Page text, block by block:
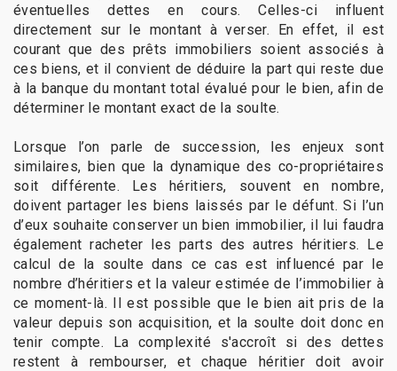
éventuelles dettes en cours. Celles-ci influent
directement sur le montant à verser. En effet, il est
courant que des prêts immobiliers soient associés à
ces biens, et il convient de déduire la part qui reste due
à la banque du montant total évalué pour le bien, afin de
déterminer le montant exact de la soulte.
Lorsque l’on parle de succession, les enjeux sont
similaires, bien que la dynamique des co-propriétaires
soit différente. Les héritiers, souvent en nombre,
doivent partager les biens laissés par le défunt. Si l’un
d’eux souhaite conserver un bien immobilier, il lui faudra
également racheter les parts des autres héritiers. Le
calcul de la soulte dans ce cas est influencé par le
nombre d’héritiers et la valeur estimée de l’immobilier à
ce moment-là. Il est possible que le bien ait pris de la
valeur depuis son acquisition, et la soulte doit donc en
tenir compte. La complexité s'accroît si des dettes
restent à rembourser, et chaque héritier doit avoir